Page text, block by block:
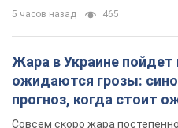
5 часов назад 465
Жара в Украине пойдет
ожидаются грозы:
прогноз, когда стоит
изменения погоды
Совсем скоро жара